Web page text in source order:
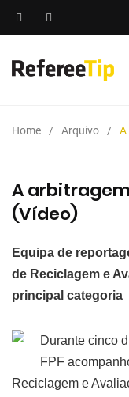
Home Arquivo A
A
(Vídeo)
Equipa de
de Reciclagem e
principal categoria
Durante cinco
FPF
Reciclagem e